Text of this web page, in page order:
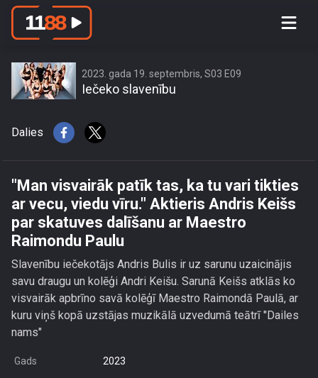
\"Man visvairāk patīk tas, ka tu vari
tikties ar vecu, viedu vīru.\" Aktieris
Maestro Raimondu Paulu
2023. gada 19. septembris, S03 E09
Iečeko slavenību
Dalies
"Man visvairāk patīk tas, ka tu vari tikties
ar vecu, viedu vīru." Aktieris Andris Keišs
par skatuves dalīšanu ar Maestro
Raimondu Paulu
Slavenību iečekotājs Andris Bulis ir uz sarunu uzaicinājis
savu draugu un kolēģi Andri Keišu. Sarunā Keišs atklās ko
visvairāk apbrīno savā kolēģī Maestro Raimondā Paulā, ar
kuru viņš kopā uzstājas muzikālā uzvedumā teātrī "Dailes
nams"
Gads 2023